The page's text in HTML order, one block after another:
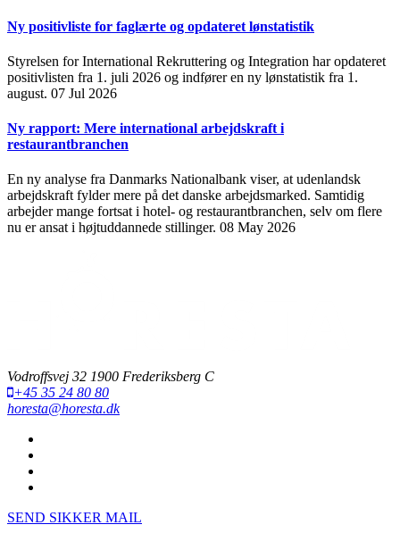
Ny positivliste for faglærte og opdateret lønstatistik
Styrelsen for International Rekruttering og Integration har opdateret
positivlisten fra 1. juli 2026 og indfører en ny lønstatistik fra 1.
august. 07 Jul 2026
Ny rapport: Mere international arbejdskraft i
restaurantbranchen
En ny analyse fra Danmarks Nationalbank viser, at udenlandsk
arbejdskraft fylder mere på det danske arbejdsmarked. Samtidig
arbejder mange fortsat i hotel- og restaurantbranchen, selv om flere
nu er ansat i højtuddannede stillinger. 08 May 2026
Vodroffsvej 32 1900 Frederiksberg C
+45 35 24 80 80
horesta@horesta.dk
SEND SIKKER MAIL